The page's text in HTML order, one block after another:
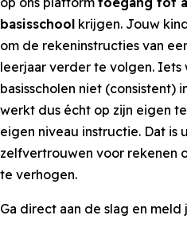
basisschool krijgen. Jouw
om de rekeninstructies van
leerjaar verder te volgen. Iets
basisscholen niet (consistent)
werkt dus écht op zijn eigen
eigen niveau instructie. Dat is
zelfvertrouwen voor rekenen
te verhogen.
Ga direct aan de slag en meld